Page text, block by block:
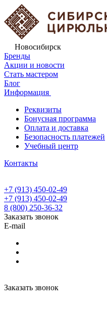
Новосибирск
Бренды
Акции и новости
Стать мастером
Блог
Информация
Реквизиты
Бонусная программа
Оплата и доставка
Безопасность платежей
Учебный центр
Контакты
+7 (913) 450-02-49
+7 (913) 450-02-49
8 (800) 250-36-32
Заказать звонок
E-mail
Заказать звонок